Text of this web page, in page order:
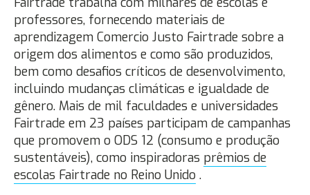
professores, fornecendo materiais de
aprendizagem Comercio Justo Fairtrade sobre a
origem dos alimentos e como são produzidos,
bem como desafios críticos de desenvolvimento,
incluindo mudanças climáticas e igualdade de
gênero. Mais de mil faculdades e universidades
Fairtrade em 23 países participam de campanhas
que promovem o ODS 12 (consumo e produção
sustentáveis), como inspiradoras prêmios de
escolas Fairtrade no Reino Unido .